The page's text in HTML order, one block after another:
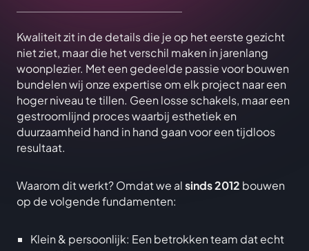
Kwaliteit zit in de details die je op het eerste gezicht
niet ziet, maar die het verschil maken in jarenlang
woonplezier. Met een gedeelde passie voor bouwen
bundelen wij onze expertise om elk project naar een
hoger niveau te tillen. Geen losse schakels, maar een
gestroomlijnd proces waarbij esthetiek en
duurzaamheid hand in hand gaan voor een tijdloos
resultaat.
Waarom dit werkt? Omdat we alsinds 2012 bouwen
op de volgende fundamenten:
Klein & persoonlijk: Een betrokken team dat echt